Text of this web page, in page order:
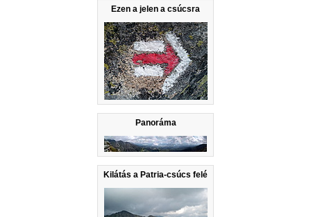
Ezen a jelen a csúcsra
Panoráma
Kilátás a Patria-csúcs felé